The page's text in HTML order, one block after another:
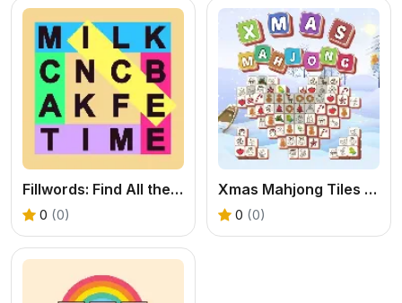
Fillwords: Find All the Words
0 (0)
Xmas Mahjong Tiles 2023
0 (0)